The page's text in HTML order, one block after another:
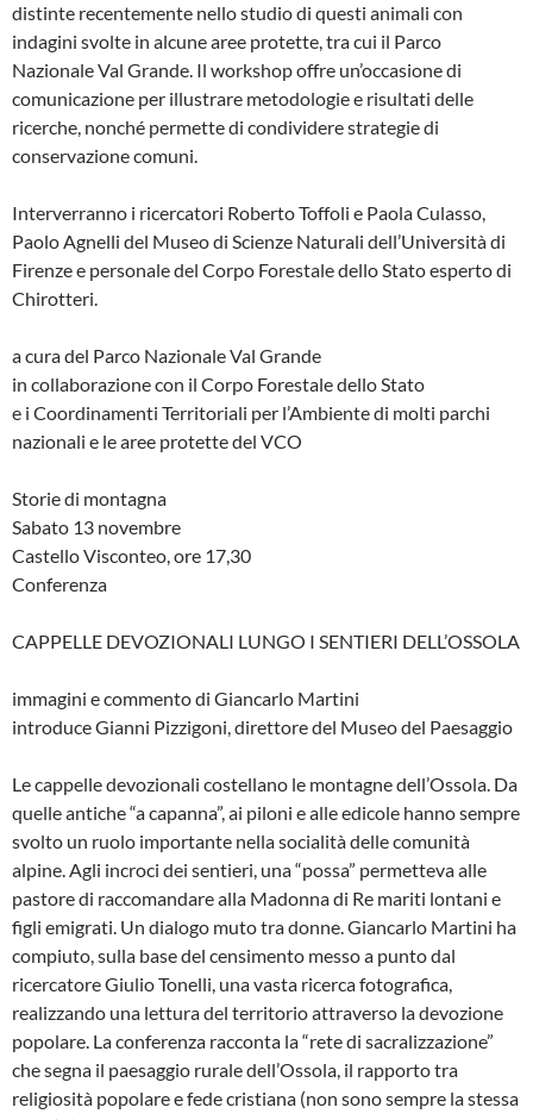
distinte recentemente nello studio di questi animali con
indagini svolte in alcune aree protette, tra cui il Parco
Nazionale Val Grande. Il workshop offre un’occasione di
comunicazione per illustrare metodologie e risultati delle
ricerche, nonché permette di condividere strategie di
conservazione comuni.
Interverranno i ricercatori Roberto Toffoli e Paola Culasso,
Paolo Agnelli del Museo di Scienze Naturali dell’Università di
Firenze e personale del Corpo Forestale dello Stato esperto di
Chirotteri.
a cura del Parco Nazionale Val Grande
in collaborazione con il Corpo Forestale dello Stato
e i Coordinamenti Territoriali per l’Ambiente di molti parchi
nazionali e le aree protette del VCO
Storie di montagna
Sabato 13 novembre
Castello Visconteo, ore 17,30
Conferenza
CAPPELLE DEVOZIONALI LUNGO I SENTIERI DELL’OSSOLA
immagini e commento di Giancarlo Martini
introduce Gianni Pizzigoni, direttore del Museo del Paesaggio
Le cappelle devozionali costellano le montagne dell’Ossola. Da
quelle antiche “a capanna”, ai piloni e alle edicole hanno sempre
svolto un ruolo importante nella socialità delle comunità
alpine. Agli incroci dei sentieri, una “possa” permetteva alle
pastore di raccomandare alla Madonna di Re mariti lontani e
figli emigrati. Un dialogo muto tra donne. Giancarlo Martini ha
compiuto, sulla base del censimento messo a punto dal
ricercatore Giulio Tonelli, una vasta ricerca fotografica,
realizzando una lettura del territorio attraverso la devozione
popolare. La conferenza racconta la “rete di sacralizzazione”
che segna il paesaggio rurale dell’Ossola, il rapporto tra
religiosità popolare e fede cristiana (non sono sempre la stessa